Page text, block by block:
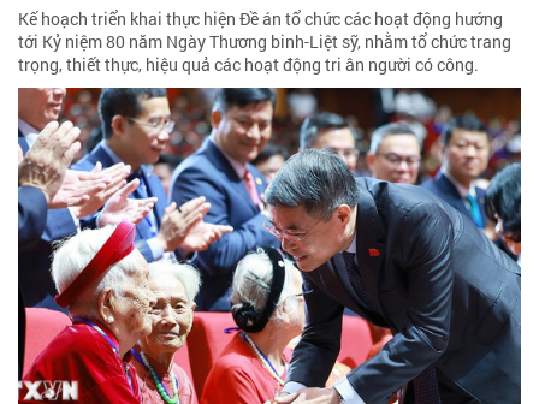
Kế hoạch triển khai thực hiện Đề án tổ chức các hoạt động hướng
tới Kỷ niệm 80 năm Ngày Thương binh-Liệt sỹ, nhằm tổ chức trang
trọng, thiết thực, hiệu quả các hoạt động tri ân người có công.